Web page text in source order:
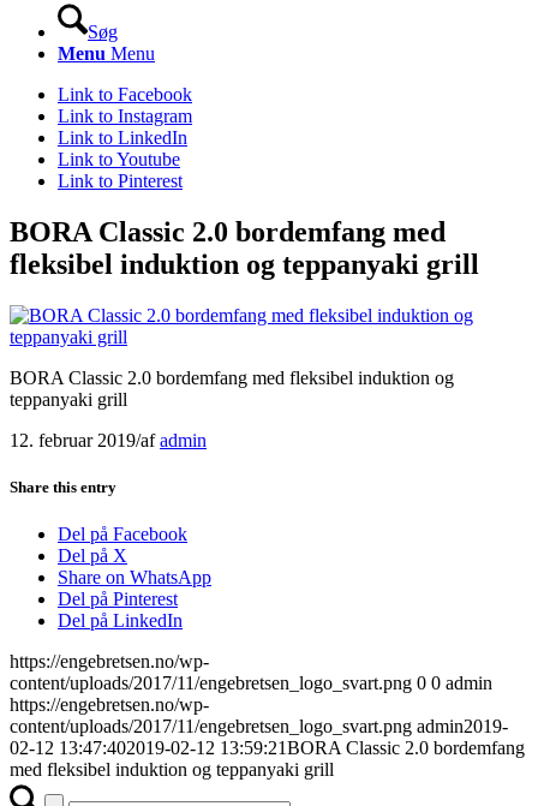
Søg
Menu Menu
Link to Facebook
Link to Instagram
Link to LinkedIn
Link to Youtube
Link to Pinterest
BORA Classic 2.0 bordemfang med
fleksibel induktion og teppanyaki grill
BORA Classic 2.0 bordemfang med fleksibel induktion og
teppanyaki grill
12. februar 2019/afadmin
Share this entry
Del på Facebook
Del på X
Share on WhatsApp
Del på Pinterest
Del på LinkedIn
https://engebretsen.no/wp-
content/uploads/2017/11/engebretsen_logo_svart.png 0 0 admin
https://engebretsen.no/wp-
content/uploads/2017/11/engebretsen_logo_svart.png admin2019-
02-12 13:47:402019-02-12 13:59:21BORA Classic 2.0 bordemfang
med fleksibel induktion og teppanyaki grill